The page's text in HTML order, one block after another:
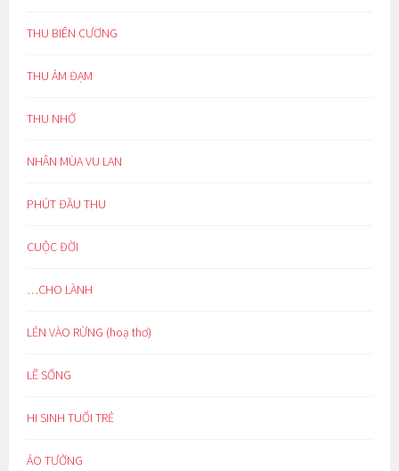
THU BIÊN CƯƠNG
THU ẢM ĐẠM
THU NHỚ
NHÂN MÙA VU LAN
PHÚT ĐẦU THU
CUỘC ĐỜI
…CHO LÀNH
LẺN VÀO RỪNG (hoạ thơ)
LẼ SỐNG
HI SINH TUỔI TRẺ
ẢO TƯỞNG